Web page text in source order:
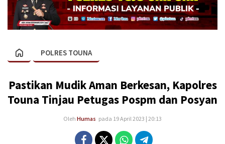
POLRES TOUNA
Pastikan Mudik Aman Berkesan, Kapolres
Touna Tinjau Petugas Pospm dan Posyan
Oleh Humas pada 19 April 2023 | 20:13